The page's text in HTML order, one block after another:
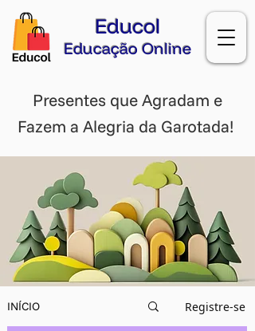
Educol
Educação Online
Presentes que Agradam e
Fazem a Alegria da Garotada!
INÍCIO Registre-se